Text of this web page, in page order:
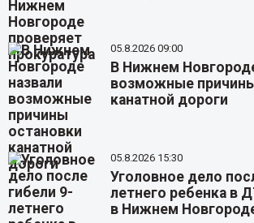
05.8.2026 09:00
В Нижнем
возможные
канатной дороги
05.8.2026 15:30
Уголовное дело
летнего ребенка в
в Нижнем